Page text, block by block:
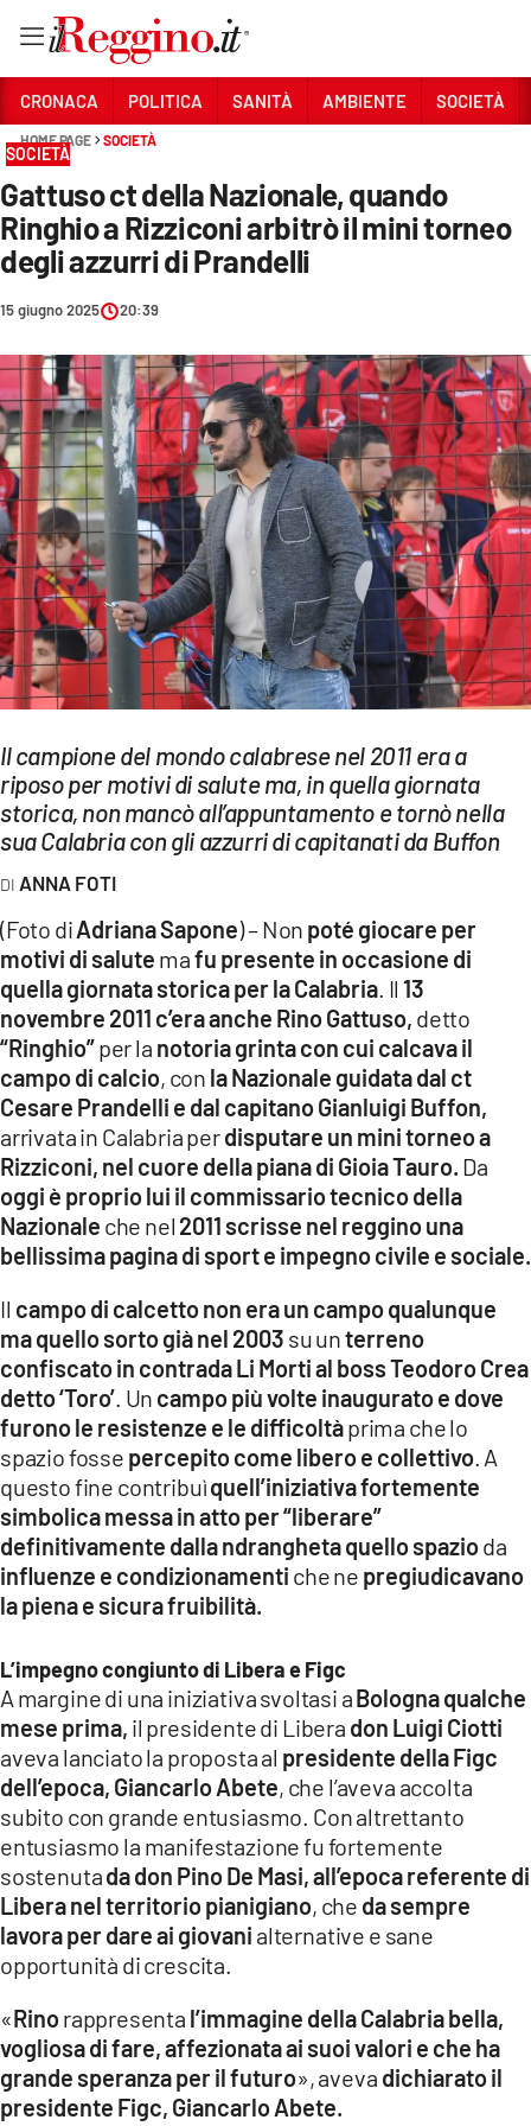
Sezioni
CRONACA
POLITICA
SANITÀ
AMBIENTE
SOCIETÀ
CULTURA
ECONOMIA E LAVORO
EVENTI
SPORT
Streaming
LAC NETWORK
LAC ONAIR
LaC
LACPLAY.IT
LACTV.IT
LACONAIR.IT
LACITYMAG.IT
ILREGGINO.IT
COSENZACHANNEL.IT
ILVIBONESE.IT
CATANZAROCHANNEL.IT
LACAPITALENEWS.IT
App
ANDROID
APPLE
CRONACA POLITICA SANITÀ AMBIENTE SOCIETÀ
HOME PAGE SOCIETÀ
SOCIETÀ
Gattuso ct della Nazionale, quando
Ringhio a Rizziconi arbitrò il mini torneo
degli azzurri di Prandelli
15 giugno 2025 20:39
Il campione del mondo calabrese nel 2011 era a
riposo per motivi di salute ma, in quella giornata
storica, non mancò all’appuntamento e tornò nella
sua Calabria con gli azzurri di capitanati da Buffon
ANNA FOTI
(Foto diAdriana Sapone) – Non poté giocare per
motivi di salute mafu presente in occasione di
quella giornata storica per la Calabria . Il 13
novembre 2011 c’era anche Rino Gattuso, detto
“Ringhio”per la notoria grinta con cui calcava il
campo di calcio, con la Nazionale guidata dal ct
Cesare Prandelli e dal capitano Gianluigi Buffon,
arrivata in Calabria perdisputare un mini torneo a
Rizziconi, nel cuore della piana di Gioia Tauro. Da
oggi è proprio lui il commissario tecnico della
Nazionale che nel 2011 scrisse nel reggino una
bellissima pagina di sport e impegno civile e sociale.
Il campo di calcetto non era un campo qualunque
ma quello sorto già nel 2003 su unterreno
confiscato in contrada Li Morti al boss Teodoro Crea
detto ‘Toro’ . Un campo più volte inaugurato e dove
furono le resistenze e le difficoltàprima che lo
spazio fosse percepito come libero e collettivo. A
questo fine contribuìquell’iniziativa fortemente
simbolica messa in atto per “liberare”
definitivamente dalla ndrangheta quello spazioda
influenze e condizionamenti che ne pregiudicavano
la piena e sicura fruibilità.
L’impegno congiunto di Libera e Figc
A margine di una iniziativa svoltasi aBologna qualche
mese prima, il presidente di Libera don Luigi Ciotti
aveva lanciato la proposta al presidente della Figc
dell’epoca, Giancarlo Abete, che l’aveva accolta
subito con grande entusiasmo. Con altrettanto
entusiasmo la manifestazione fu fortemente
sostenutada don Pino De Masi, all’epoca referente di
Libera nel territorio pianigiano, che da sempre
lavora per dare ai giovani alternative e sane
opportunità di crescita.
«Rinorappresenta l’immagine della Calabria bella,
vogliosa di fare, affezionata ai suoi valori e che ha
grande speranza per il futuro», aveva dichiarato il
presidente Figc, Giancarlo Abete.